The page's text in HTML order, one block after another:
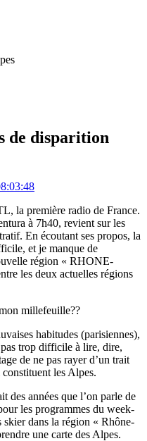
de disparition
la première radio de France.
à 7h40, revient sur les
En écoutant ses propos, la
et je manque de
région « RHONE-
les deux actuelles régions
millefeuille??
habitudes (parisiennes),
trop difficile à lire, dire,
de ne pas rayer d’un trait
les Alpes.
des années que l’on parle de
les programmes du week-
dans la région « Rhône-
une carte des Alpes.